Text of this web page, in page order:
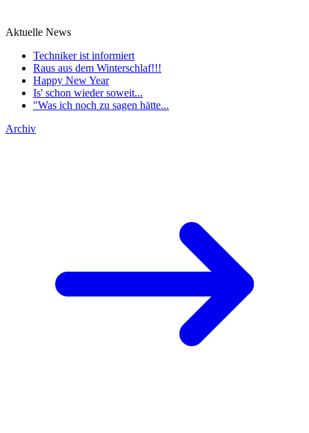
Aktuelle News
Techniker ist informiert
Raus aus dem Winterschlaf!!!
Happy New Year
Is' schon wieder soweit...
"Was ich noch zu sagen hätte...
Archiv